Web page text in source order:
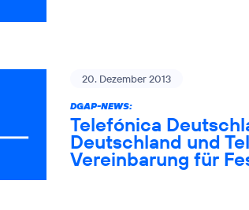
20. Dezember 2013
DGAP-NEWS:
Telefónica
Deutschland und
Vereinbarung für